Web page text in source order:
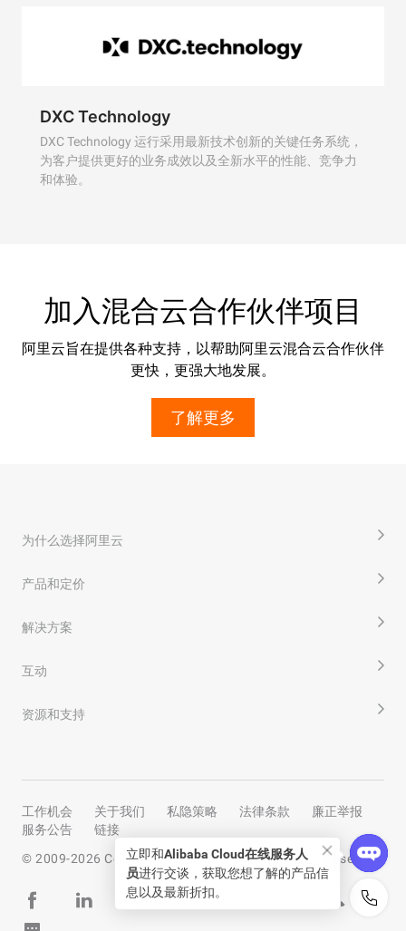
DXC Technology
DXC Technology 运行采用最新技术创新的关键任务系统，
为客户提供更好的业务成效以及全新水平的性能、竞争力
和体验。
加入混合云合作伙伴项目
阿里云旨在提供各种支持，以帮助阿里云混合云合作伙伴
更快，更强大地发展。
了解更多
为什么选择阿里云
产品和定价
解决方案
互动
资源和支持
工作机会 关于我们 私隐策略 法律条款
廉正举报
服务公告
链接
© 2009-2026 Copyright by Alibaba Cloud All rights reserved
立即和Alibaba Cloud在线服务人
员进行交谈，获取您想了解的产品信
息以及最新折扣。